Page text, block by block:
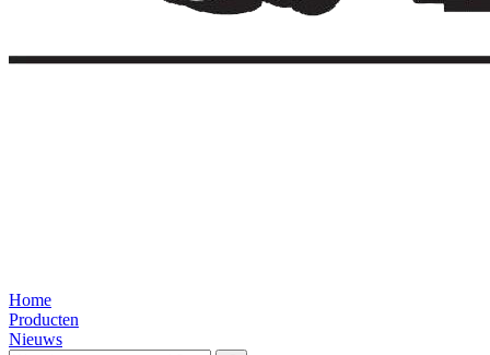
Home
Producten
Nieuws